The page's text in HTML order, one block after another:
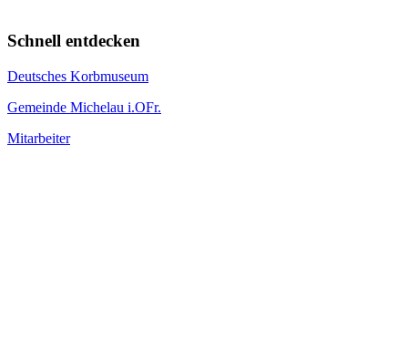
Schnell entdecken
Deutsches Korbmuseum
Gemeinde Michelau i.OFr.
Mitarbeiter